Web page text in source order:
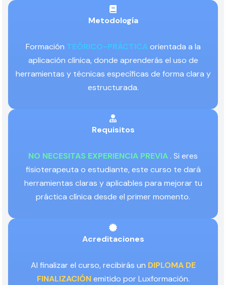
Metodología
Formación TEÓRICO-PRÁCTICAorientada a la
aplicación clínica, donde aprenderás el uso de
herramientas y técnicas específicas de forma clara y
estructurada.
Requisitos
NO NECESITAS EXPERIENCIA PREVIA . Si eres
fisioterapeuta o estudiante, este curso te dará
herramientas claras y aplicables para mejorar tu
práctica clínica desde el primer momento.
Acreditaciones
Al finalizar el curso, recibirás un DIPLOMA DE
FINALIZACIÓNemitido por Luxformación.